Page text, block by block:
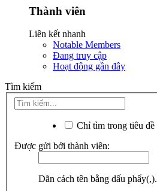
Thành viên
Liên kết nhanh
Notable Members
Đang truy cập
Hoạt động gần đây
Tìm kiếm
Chỉ tìm trong tiêu đề
Được gửi bởi thành viên:
Dãn cách tên bằng dấu phẩy(,).